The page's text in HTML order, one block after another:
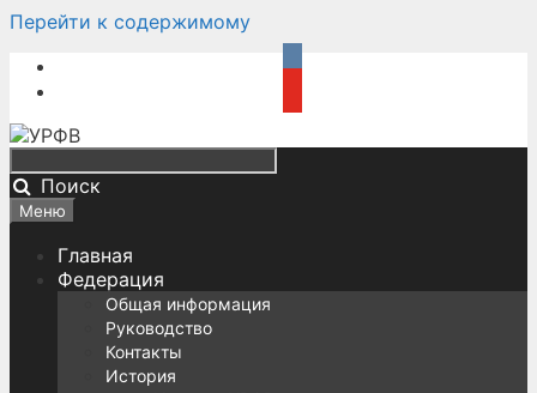
Перейти к содержимому
Поиск
Меню
Главная
Федерация
Общая информация
Руководство
Контакты
История